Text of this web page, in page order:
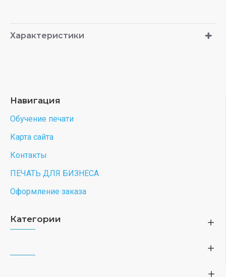
Характеристики
Навигация
Обучение печати
Карта сайта
Контакты
ПЕЧАТЬ ДЛЯ БИЗНЕСА
Оформление заказа
Категории